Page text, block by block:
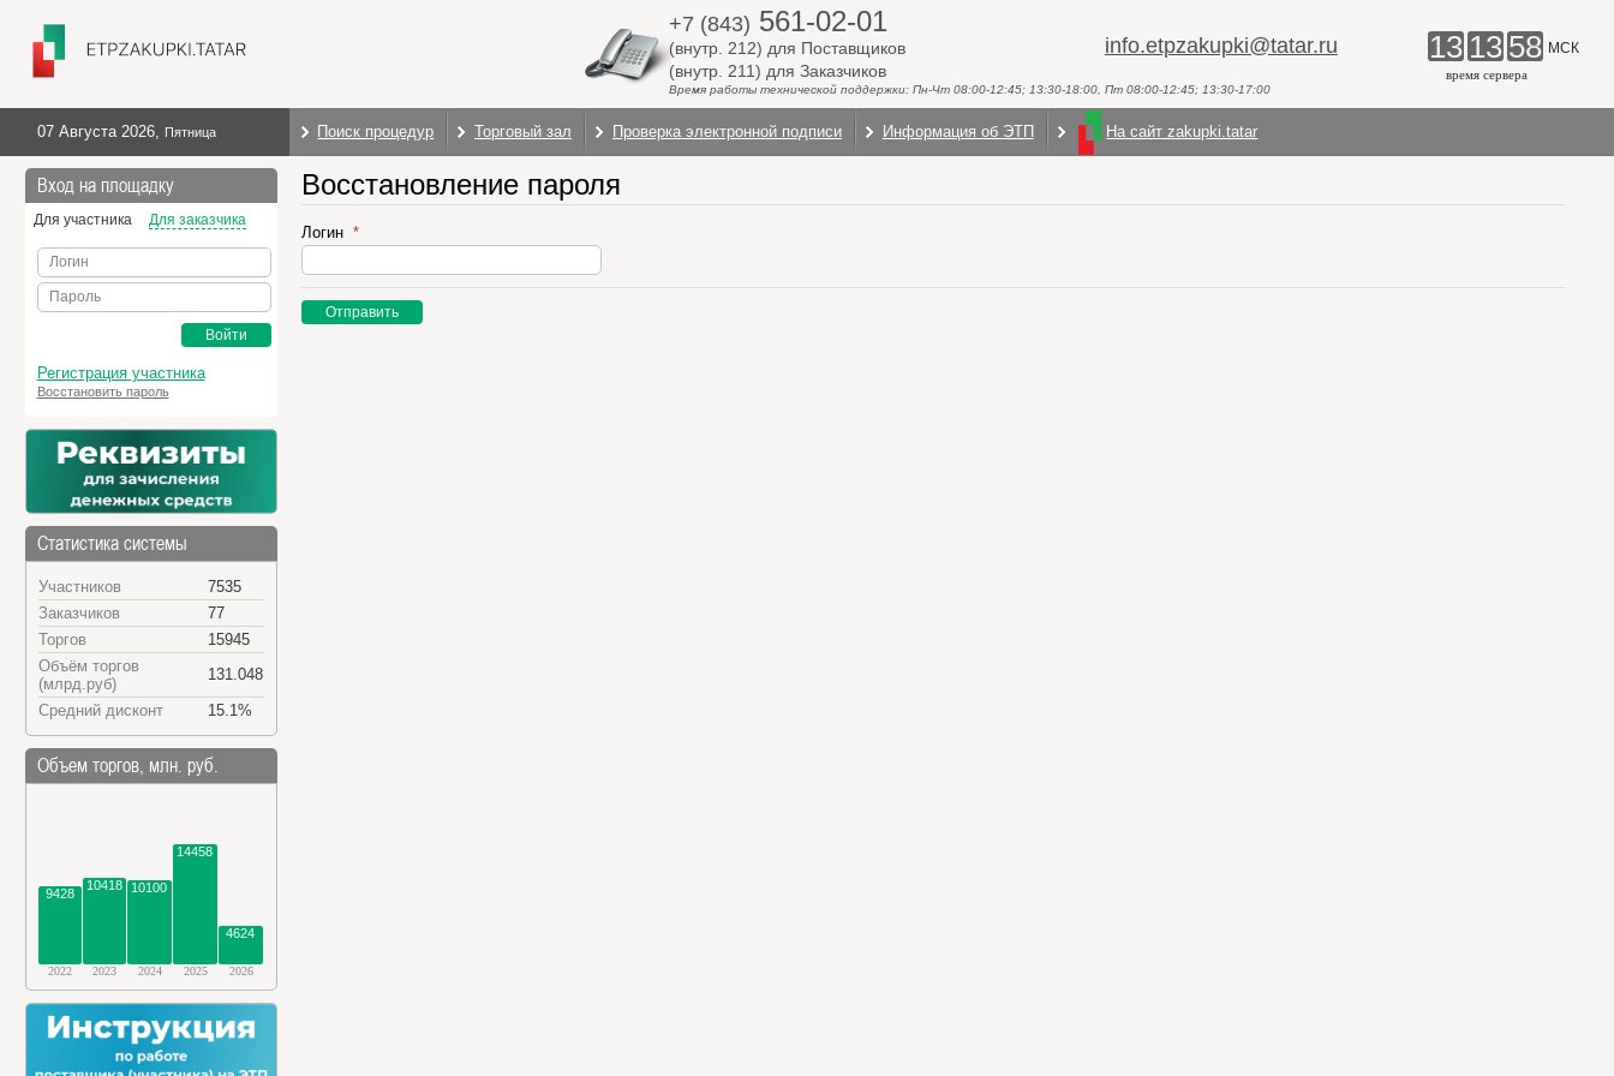
+7 (843) 561-02-01
(внутр. 212) для Поставщиков
(внутр. 211) для Заказчиков
info.etpzakupki@tatar.ru
Время работы технической поддержки: Пн-Чт 08:00-12:45; 13:30-18:00, Пт 08:00-12:45; 13:30-17:00
13 13 58 МСК
время сервера
07 Августа 2026, Пятница Поиск процедур Торговый зал Проверка электронной подписи Информация об ЭТП На сайт zakupki.tatar
Вход на площадку
Для участника Для заказчика
Логин
Пароль
Войти
Регистрация участника
Восстановить пароль
Статистика системы
Участников
7535
Заказчиков
77
Торгов
15945
Объём торгов
(млрд.руб)
131.048
Средний дисконт
15.1%
Объем торгов, млн. руб.
9428
10418 10100
14458
4624
2022 2023 2024 2025 2026
Восстановление пароля
Логин
Отправить